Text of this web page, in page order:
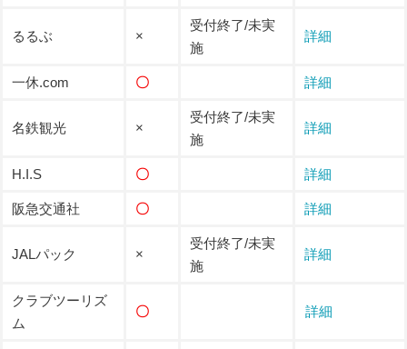
るるぶ ×
受付終了/未実
施
詳細
一休.com 〇 詳細
名鉄観光 ×
受付終了/未実
施
詳細
H.I.S 〇 詳細
阪急交通社 〇 詳細
JALパック ×
受付終了/未実
施
詳細
クラブツーリズ
ム
〇 詳細